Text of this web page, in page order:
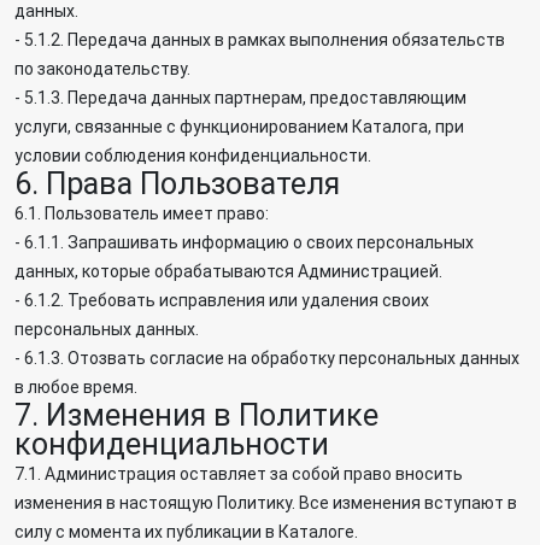
данных.
- 5.1.2. Передача данных в рамках выполнения обязательств
по законодательству.
- 5.1.3. Передача данных партнерам, предоставляющим
услуги, связанные с функционированием Каталога, при
условии соблюдения конфиденциальности.
6. Права Пользователя
6.1. Пользователь имеет право:
- 6.1.1. Запрашивать информацию о своих персональных
данных, которые обрабатываются Администрацией.
- 6.1.2. Требовать исправления или удаления своих
персональных данных.
- 6.1.3. Отозвать согласие на обработку персональных данных
в любое время.
7. Изменения в Политике
конфиденциальности
7.1. Администрация оставляет за собой право вносить
изменения в настоящую Политику. Все изменения вступают в
силу с момента их публикации в Каталоге.